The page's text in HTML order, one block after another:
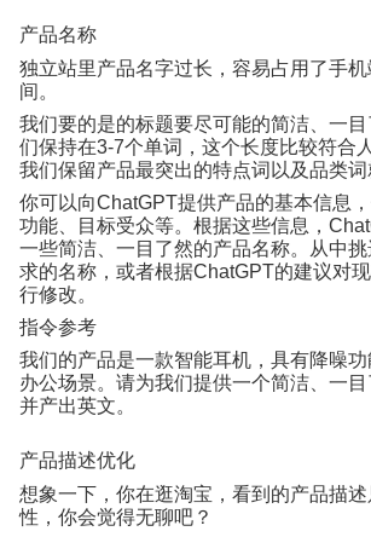
产品名称
独立站里产品名字过长，容易占用了手
间。
我们要的是的标题要尽可能的简洁、一
们保持在3-7个单词，这个长度比较符合
我们保留产品最突出的特点词以及品类词
你可以向ChatGPT提供产品的基本信息
功能、目标受众等。根据这些信息，
一些简洁、一目了然的产品名称。从中
求的名称，或者根据ChatGPT的建议对
行修改。
指令参考
我们的产品是一款智能耳机，具有降噪
办公场景。请为我们提供一个简洁、一目
并产出英文。
产品描述优化
想象一下，你在逛淘宝，看到的产品描
性，你会觉得无聊吧？